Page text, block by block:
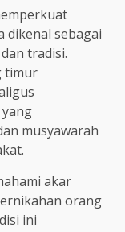
dikenal sebagai
tradisi.
timur
musyawarah
akar
orang
ini